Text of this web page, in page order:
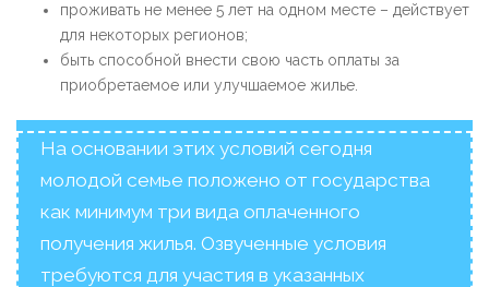
проживать не менее 5 лет на одном месте – действует
для некоторых регионов;
быть способной внести свою часть оплаты за
приобретаемое или улучшаемое жилье.
На основании этих условий сегодня
молодой семье положено от государства
как минимум три вида оплаченного
получения жилья. Озвученные условия
требуются для участия в указанных